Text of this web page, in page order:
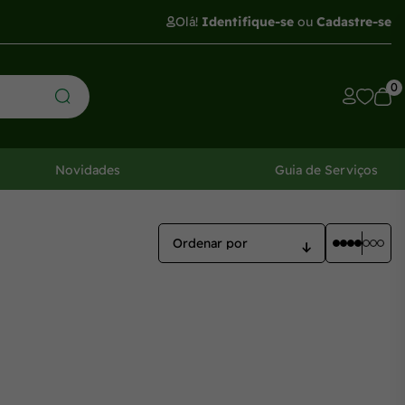
Olá! Identifique-se ou Cadastre-se
0
Novidades Guia de Serviços